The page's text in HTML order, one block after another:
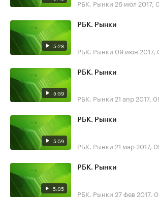
РБК. Рынки 26 июл 2017,
5:28
РБК. Рынки
РБК. Рынки 09 июн 2017,
5:59
РБК. Рынки
РБК. Рынки 21 апр 2017,
5:59
РБК. Рынки
РБК. Рынки 21 мар 2017,
5:05
РБК. Рынки
РБК. Рынки 27 фев 2017,